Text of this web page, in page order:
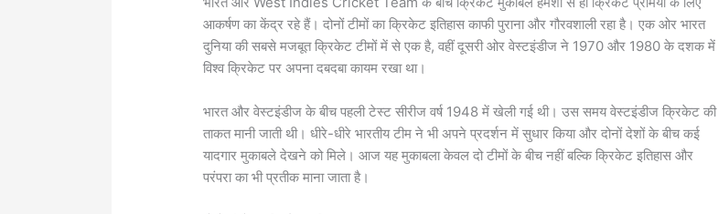
आकर्षण का केंद्र रहे हैं। दोनों टीमों का क्रिकेट इतिहास काफी पुराना और गौरवशाली रहा है। एक ओर भारत
दुनिया की सबसे मजबूत क्रिकेट टीमों में से एक है, वहीं दूसरी ओर वेस्टइंडीज ने 1970 और 1980 के दशक में
विश्व क्रिकेट पर अपना दबदबा कायम रखा था।
भारत और वेस्टइंडीज के बीच पहली टेस्ट सीरीज वर्ष 1948 में खेली गई थी। उस समय वेस्टइंडीज क्रिकेट की
ताकत मानी जाती थी। धीरे-धीरे भारतीय टीम ने भी अपने प्रदर्शन में सुधार किया और दोनों देशों के बीच कई
यादगार मुकाबले देखने को मिले। आज यह मुकाबला केवल दो टीमों के बीच नहीं बल्कि क्रिकेट इतिहास और
परंपरा का भी प्रतीक माना जाता है।